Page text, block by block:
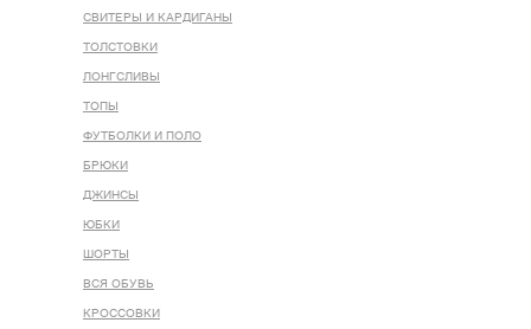
СВИТЕРЫ И КАРДИГАНЫ
ТОЛСТОВКИ
ЛОНГСЛИВЫ
ТОПЫ
ФУТБОЛКИ И ПОЛО
БРЮКИ
ДЖИНСЫ
ЮБКИ
ШОРТЫ
ВСЯ ОБУВЬ
КРОССОВКИ